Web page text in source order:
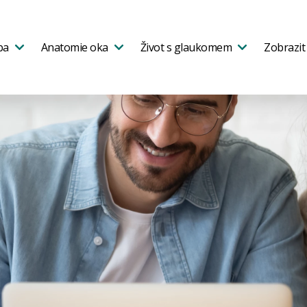
Anatomie oka Život s glaukomem Zobrazit